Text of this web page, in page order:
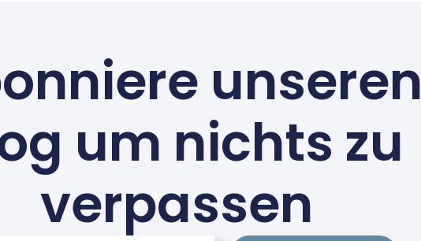
unseren
um nichts zu
verpassen